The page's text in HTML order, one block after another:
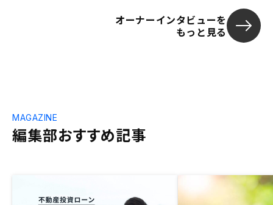
オーナーインタビューを
もっと見る
編集部おすすめ記事
MAGAZINE